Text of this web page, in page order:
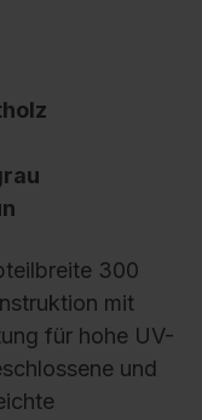
300
mit
für hohe UV-
und